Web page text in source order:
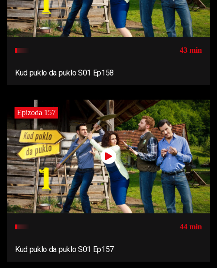
43 min
Kud puklo da puklo S01 Ep158
Epizoda 157
44 min
Kud puklo da puklo S01 Ep157